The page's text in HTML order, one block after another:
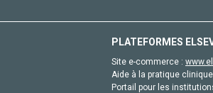
PLATEFORMES
Site e-commerce :
Aide à la pratique
Portail pour les